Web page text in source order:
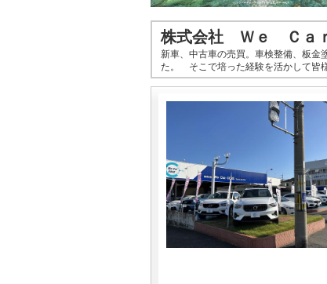
株式会社 Ｗｅ Ｃａ
新車、中古車の売買。車検整備、板金
た。 そこで培った経験を活かして皆